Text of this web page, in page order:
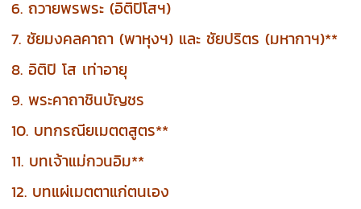
6. ถวายพรพระ (อิติปิโสฯ)
7. ชัยมงคลคาถา (พาหุงฯ) และ ชัยปริตร (มหากาฯ)**
8. อิติปิ โส เท่าอายุ
9. พระคาถาชินบัญชร
10. บทกรณียเมตตสูตร**
11. บทเจ้าแม่กวนอิม**
12. บทแผ่เมตตาแก่ตนเอง